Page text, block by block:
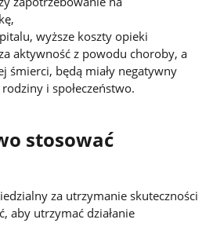
wyższe koszty opieki
aktywność z powodu choroby, a
śmierci, będą miały negatywny
i społeczeństwo.
stosować
za utrzymanie skuteczności
aby utrzymać działanie